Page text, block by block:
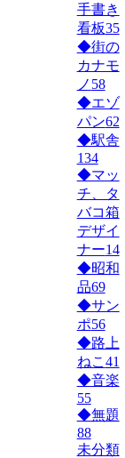
手書き
看板35
◆街の
カナモ
ノ 58
◆エゾ
パン62
◆駅舎
134
◆マッ
チ、タ
バコ箱
デザイ
ナー14
◆昭和
品69
◆サン
ポ56
◆路上
ねこ 41
◆音楽
55
◆無題
88
未分類